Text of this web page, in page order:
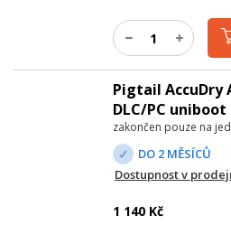
Pigtail AccuDry
DLC/PC uniboot
zakončen pouze na
DO 2 MĚSÍCŮ
Dostupnost v
1 140 Kč